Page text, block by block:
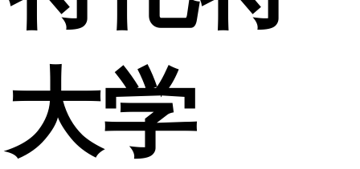
大学